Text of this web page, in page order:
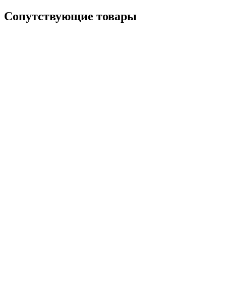
Сопутствующие товары